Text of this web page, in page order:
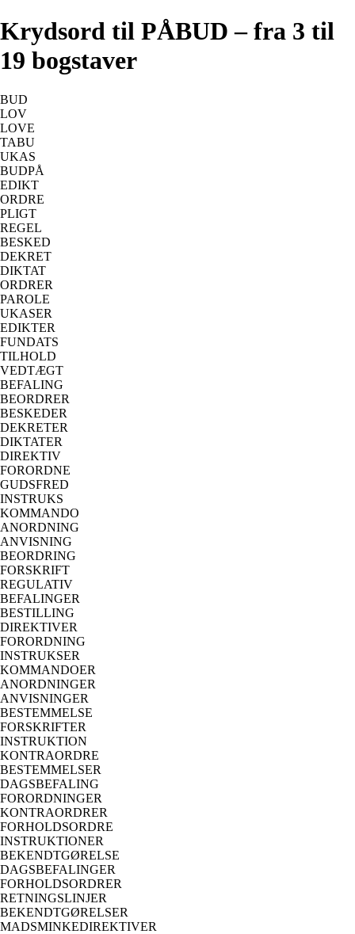
Krydsord til PÅBUD – fra 3 til
19 bogstaver
BUD
LOV
LOVE
TABU
UKAS
BUDPÅ
EDIKT
ORDRE
PLIGT
REGEL
BESKED
DEKRET
DIKTAT
ORDRER
PAROLE
UKASER
EDIKTER
FUNDATS
TILHOLD
VEDTÆGT
BEFALING
BEORDRER
BESKEDER
DEKRETER
DIKTATER
DIREKTIV
FORORDNE
GUDSFRED
INSTRUKS
KOMMANDO
ANORDNING
ANVISNING
BEORDRING
FORSKRIFT
REGULATIV
BEFALINGER
BESTILLING
DIREKTIVER
FORORDNING
INSTRUKSER
KOMMANDOER
ANORDNINGER
ANVISNINGER
BESTEMMELSE
FORSKRIFTER
INSTRUKTION
KONTRAORDRE
BESTEMMELSER
DAGSBEFALING
FORORDNINGER
KONTRAORDRER
FORHOLDSORDRE
INSTRUKTIONER
BEKENDTGØRELSE
DAGSBEFALINGER
FORHOLDSORDRER
RETNINGSLINJER
BEKENDTGØRELSER
MADSMINKEDIREKTIVER